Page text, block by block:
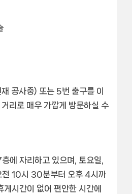
공사중) 또는 5번 출구를 이
리로 매우 가깝게 방문하실 수
에 자리하고 있으며,
토요일,
전 10시 30분부터 오후 4시까
게시간이 없어 편안한 시간에